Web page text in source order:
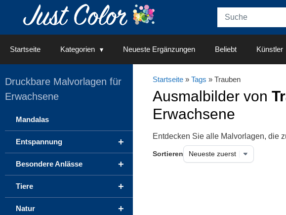
Startseite Kategorien Neueste Ergänzungen Beliebt Künstler
Startseite» Tags » Trauben
Ausmalbilder von
Erwachsene
Entdecken Sie alle Malvorlagen, die
Sortieren
Druckbare Malvorlagen für
Erwachsene
Mandalas
+
Entspannung
+
Besondere Anlässe
+
Tiere
+
Natur